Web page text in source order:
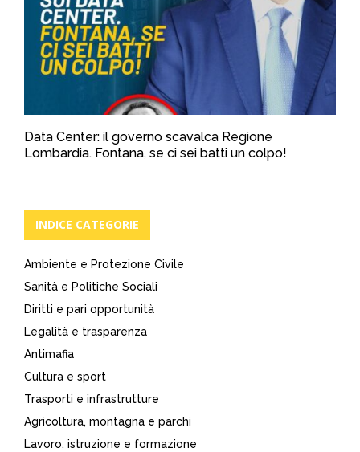
Data Center: il governo scavalca Regione
Lombardia. Fontana, se ci sei batti un colpo!
INDICE CATEGORIE
Ambiente e Protezione Civile
Sanità e Politiche Sociali
Diritti e pari opportunità
Legalità e trasparenza
Antimafia
Cultura e sport
Trasporti e infrastrutture
Agricoltura, montagna e parchi
Lavoro, istruzione e formazione